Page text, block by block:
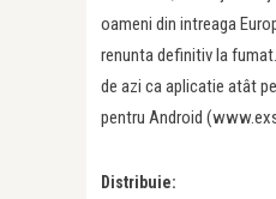
oameni din intreaga
renunta definitiv la
de azi ca aplicatie atât
pentru Android
Distribuie: